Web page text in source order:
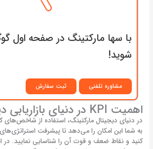
با سها مارکتینگ در صفحه اول
شوید!
مشاوره تلفنی ثبت سفارش
اهمیت KPI در دنیای بازاریابی دیجیتال
به شما این امکان را می‌دهد تا پیشرفت